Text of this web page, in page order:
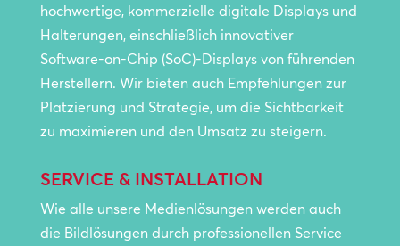
hochwertige, kommerzielle digitale Displays und
Halterungen, einschließlich innovativer
Software-on-Chip (SoC)-Displays von führenden
Herstellern. Wir bieten auch Empfehlungen zur
Platzierung und Strategie, um die Sichtbarkeit
zu maximieren und den Umsatz zu steigern.
SERVICE & INSTALLATION
Wie alle unsere Medienlösungen werden auch
die Bildlösungen durch professionellen Service